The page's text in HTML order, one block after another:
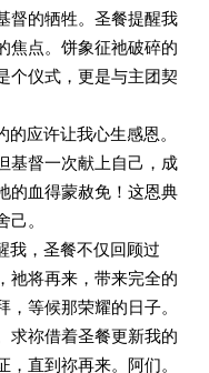
督的牺牲。圣餐提醒我
焦点。饼象征祂破碎的
个仪式，更是与主团契
应许让我心生感恩。
基督一次献上自己，成
的血得蒙赦免！这恩典
。
我，圣餐不仅回顾过
祂将再来，带来完全的
等候那荣耀的日子。
求祢借着圣餐更新我的
直到祢再来。阿们。